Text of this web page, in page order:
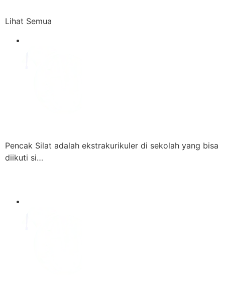
Lihat Semua
Pencak Silat adalah ekstrakurikuler di sekolah yang bisa
diikuti si…